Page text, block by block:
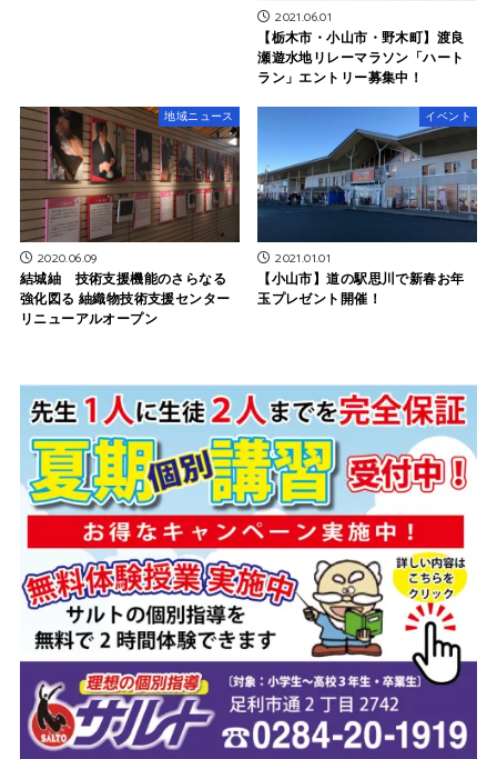
2021.06.01
【栃木市・小山市・野木町】渡良
瀬遊水地リレーマラソン「ハート
ラン」エントリー募集中！
地域ニュース
2020.06.09
結城紬 技術支援機能のさらなる
強化図る 紬織物技術支援センター
リニューアルオープン
イベント
2021.01.01
【小山市】道の駅思川で新春お年
玉プレゼント開催！